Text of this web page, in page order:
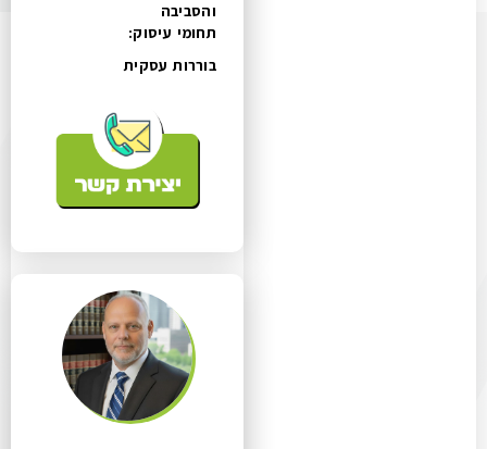
והסביבה
תחומי עיסוק:
בוררות עסקית